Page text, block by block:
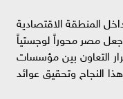
المنطقة الاقتصادية
مصر محوراً لوجستياً
التعاون بين مؤسسات
النجاح وتحقيق عوائد